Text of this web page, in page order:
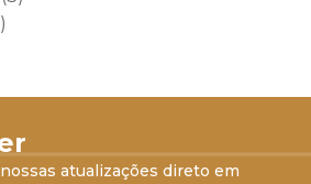
atualizações direto em